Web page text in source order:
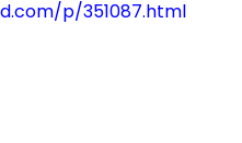
p/351087.html